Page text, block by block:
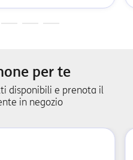
per te
disponibili e prenota il
in negozio